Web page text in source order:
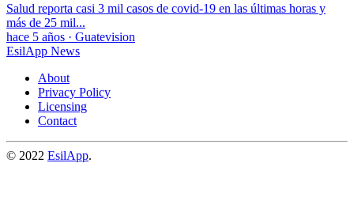
Salud reporta casi 3 mil casos de covid-19 en las últimas horas y
más de 25 mil...
hace 5 años · Guatevision
EsilApp News
About
Privacy Policy
Licensing
Contact
© 2022 EsilApp.